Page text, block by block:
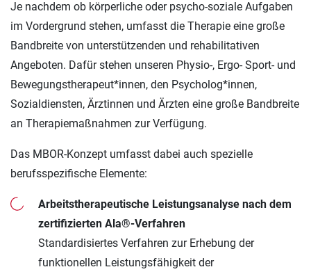
Je nachdem ob körperliche oder psycho-soziale Aufgaben
im Vordergrund stehen, umfasst die Therapie eine große
Bandbreite von unterstützenden und rehabilitativen
Angeboten. Dafür stehen unseren Physio-, Ergo- Sport- und
Bewegungstherapeut*innen, den Psycholog*innen,
Sozialdiensten, Ärztinnen und Ärzten eine große Bandbreite
an Therapiemaßnahmen zur Verfügung.
Das MBOR-Konzept umfasst dabei auch spezielle
berufsspezifische Elemente:
Arbeitstherapeutische Leistungsanalyse nach dem
zertifizierten Ala®-Verfahren
Standardisiertes Verfahren zur Erhebung der
funktionellen Leistungsfähigkeit der